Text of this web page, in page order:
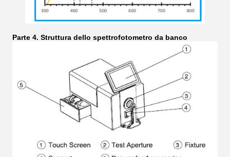
Parte 4. Struttura dello spettrofotometro da banco